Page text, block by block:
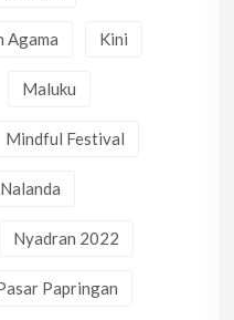
Agama Kini
Maluku
Mindful Festival
Nalanda
Nyadran 2022
Papringan